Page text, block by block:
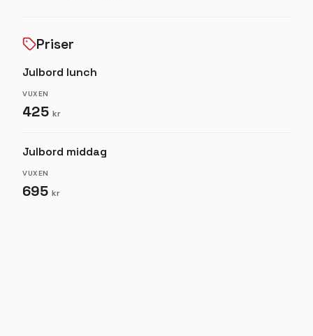
Priser
Julbord lunch
VUXEN
425 kr
Julbord middag
VUXEN
695 kr